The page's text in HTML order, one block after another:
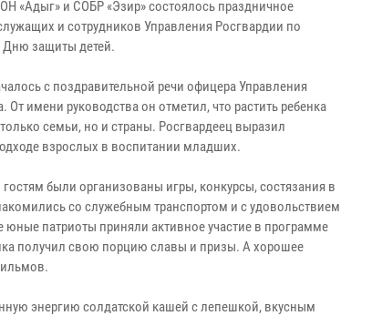
«Адыг» и СОБР «Эзир» состоялось праздничное
и сотрудников Управления Росгвардии по
Дню защиты детей.
с поздравительной речи офицера Управления
От имени руководства он отметил, что растить ребенка
семьи, но и страны. Росгвардеец выразил
взрослых в воспитании младших.
были организованы игры, конкурсы, состязания в
со служебным транспортом и с удовольствием
патриоты приняли активное участие в программе
получил свою порцию славы и призы. А хорошее
энергию солдатской кашей с лепешкой, вкусным